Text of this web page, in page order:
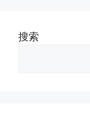
搜索